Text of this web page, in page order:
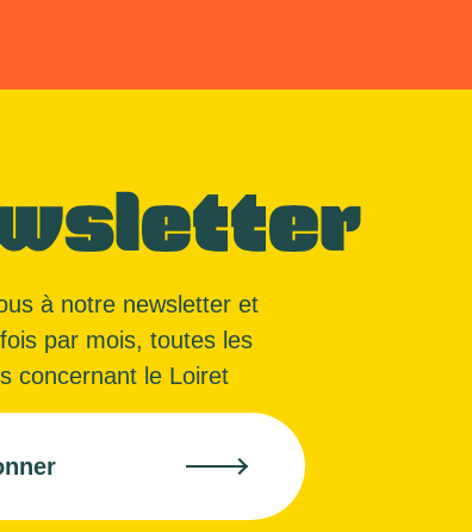
à notre newsletter et
par mois, toutes les
concernant le Loiret